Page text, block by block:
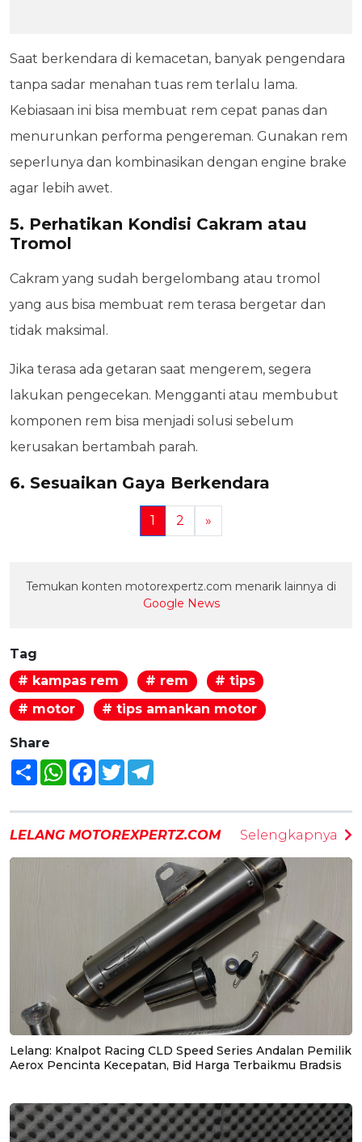
Saat berkendara di kemacetan, banyak pengendara
tanpa sadar menahan tuas rem terlalu lama.
Kebiasaan ini bisa membuat rem cepat panas dan
menurunkan performa pengereman. Gunakan rem
seperlunya dan kombinasikan dengan engine brake
agar lebih awet.
5. Perhatikan Kondisi Cakram atau
Tromol
Cakram yang sudah bergelombang atau tromol
yang aus bisa membuat rem terasa bergetar dan
tidak maksimal.
Jika terasa ada getaran saat mengerem, segera
lakukan pengecekan. Mengganti atau membubut
komponen rem bisa menjadi solusi sebelum
kerusakan bertambah parah.
6. Sesuaikan Gaya Berkendara
1 2 »
Temukan konten motorexpertz.com menarik lainnya di
Google News
Tag
# kampas rem
# rem
# tips
# motor
# tips amankan motor
Share
Share WhatsAppFacebook
Twitter
LELANG MOTOREXPERTZ.COM Selengkapnya
Lelang: Knalpot Racing CLD Speed Series Andalan Pemilik
Aerox Pencinta Kecepatan, Bid Harga Terbaikmu Bradsis